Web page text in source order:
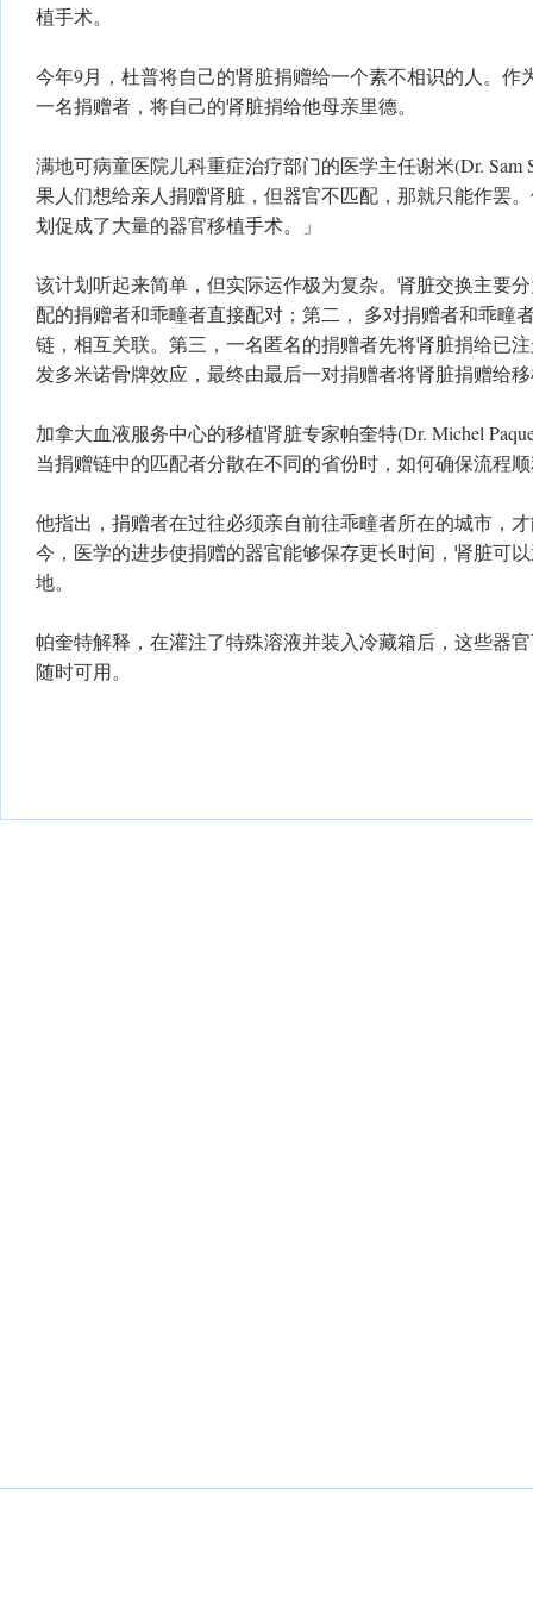
植手术。
今年9月，杜普将自己的肾脏捐赠给一个素不相识的人。作
一名捐赠者，将自己的肾脏捐给他母亲里德。
满地可病童医院儿科重症治疗部门的医学主任谢米(Dr. Sam
果人们想给亲人捐赠肾脏，但器官不匹配，那就只能作罢
划促成了大量的器官移植手术。」
该计划听起来简单，但实际运作极为复杂。肾脏交换主要
配的捐赠者和乖疃者直接配对；第二， 多对捐赠者和乖疃
链，相互关联。第三，一名匿名的捐赠者先将肾脏捐给已
发多米诺骨牌效应，最终由最后一对捐赠者将肾脏捐赠给
加拿大血液服务中心的移植肾脏专家帕奎特(Dr. Michel
当捐赠链中的匹配者分散在不同的省份时，如何确保流程
他指出，捐赠者在过往必须亲自前往乖疃者所在的城市，
今，医学的进步使捐赠的器官能够保存更长时间，肾脏可
地。
帕奎特解释，在灌注了特殊溶液并装入冷藏箱后，这些器
随时可用。